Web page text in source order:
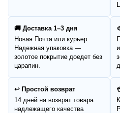
🚚 Доставка 1–3 дня
Новая Почта или курьер.
Надежная упаковка —
золотое покрытие доедет без
царапин.
↩️ Простой возврат
14 дней на возврат товара
надлежащего качества